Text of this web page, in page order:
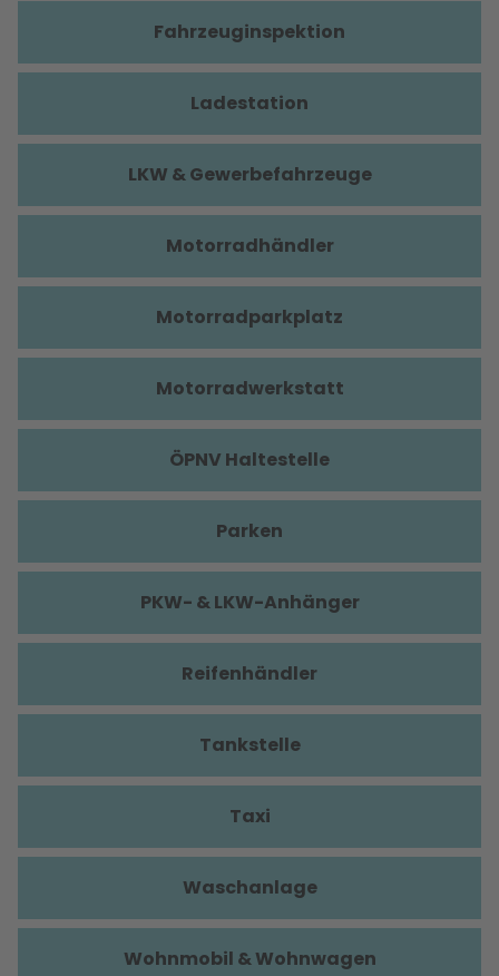
Fahrzeuginspektion
Ladestation
LKW & Gewerbefahrzeuge
Motorradhändler
Motorradparkplatz
Motorradwerkstatt
ÖPNV Haltestelle
Parken
PKW- & LKW-Anhänger
Reifenhändler
Tankstelle
Taxi
Waschanlage
Wohnmobil & Wohnwagen